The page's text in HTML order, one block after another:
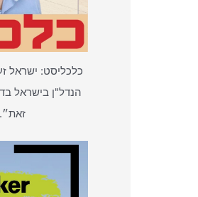
כלכליסט: ישראל
הנדל"ן בישראל